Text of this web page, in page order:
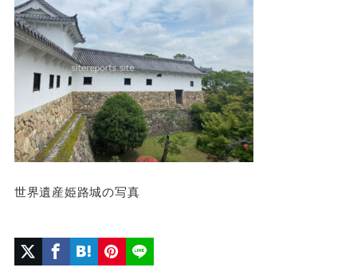
世界遺産姫路城の写真